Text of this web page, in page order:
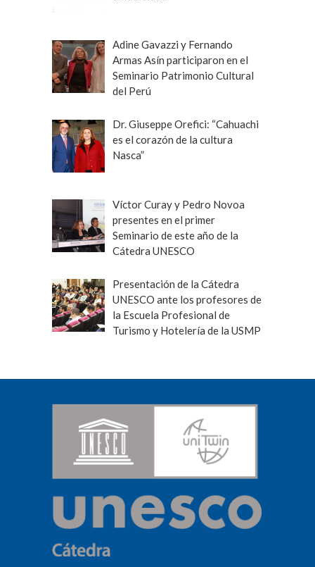
Adine Gavazzi y Fernando
Armas Asín participaron en el
Seminario Patrimonio Cultural
del Perú
Dr. Giuseppe Orefici: “Cahuachi
es el corazón de la cultura
Nasca”
Víctor Curay y Pedro Novoa
presentes en el primer
Seminario de este año de la
Cátedra UNESCO
Presentación de la Cátedra
UNESCO ante los profesores de
la Escuela Profesional de
Turismo y Hotelería de la USMP